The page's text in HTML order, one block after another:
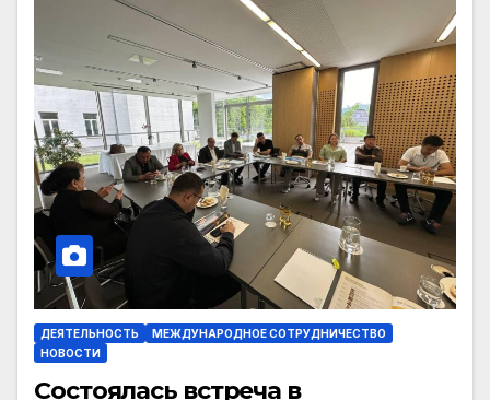
ДЕЯТЕЛЬНОСТЬ
МЕЖДУНАРОДНОЕ СОТРУДНИЧЕСТВО
НОВОСТИ
Состоялась встреча в